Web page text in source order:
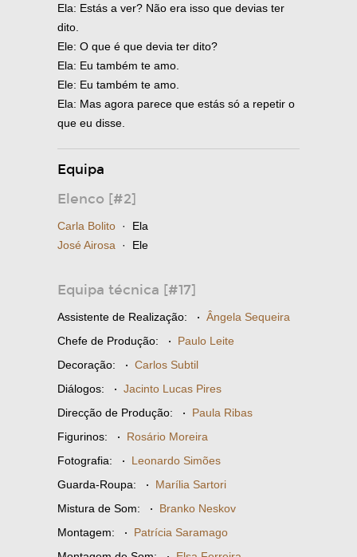
Ela: Estás a ver? Não era isso que devias ter
dito.
Ele: O que é que devia ter dito?
Ela: Eu também te amo.
Ele: Eu também te amo.
Ela: Mas agora parece que estás só a repetir o
que eu disse.
Equipa
Elenco [#2]
Carla Bolito · Ela
José Airosa · Ele
Equipa técnica [#17]
Assistente de Realização: · Ângela Sequeira
Chefe de Produção: · Paulo Leite
Decoração: · Carlos Subtil
Diálogos: · Jacinto Lucas Pires
Direcção de Produção: · Paula Ribas
Figurinos: · Rosário Moreira
Fotografia: · Leonardo Simões
Guarda-Roupa: · Marília Sartori
Mistura de Som: · Branko Neskov
Montagem: · Patrícia Saramago